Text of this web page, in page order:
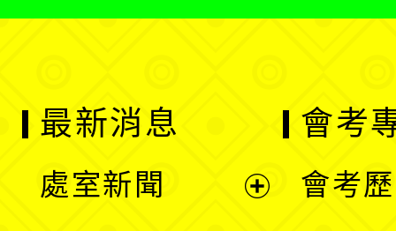
最新消息
處室新聞
會考
會考